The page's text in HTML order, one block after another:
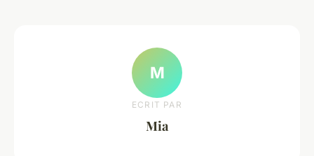
M
ECRIT PAR
Mia